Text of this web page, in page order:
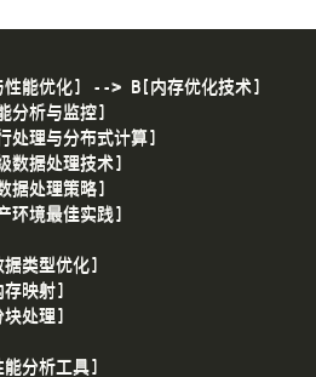
能优化] --> B[内存优化技术]
分析与监控]
理与分布式计算]
据处理技术]
据处理策略]
境最佳实践]
类型优化]
映射]
处理]
分析工具]